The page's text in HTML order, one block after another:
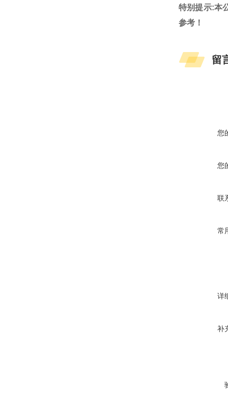
特别提示:本
参考！
留
您
您
联
常
详
补